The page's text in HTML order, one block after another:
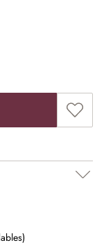
souhaitée ou